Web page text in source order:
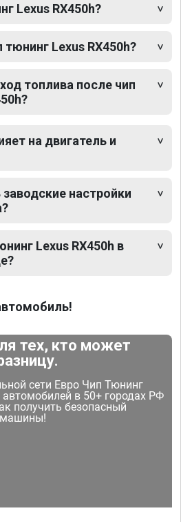
Lexus RX450h?
Lexus RX450h?
топлива после чип
на двигатель и
настройки
Lexus RX450h в
тех, кто может
сети Евро Чип Тюнинг
в 50+ городах РФ
получить безопасный